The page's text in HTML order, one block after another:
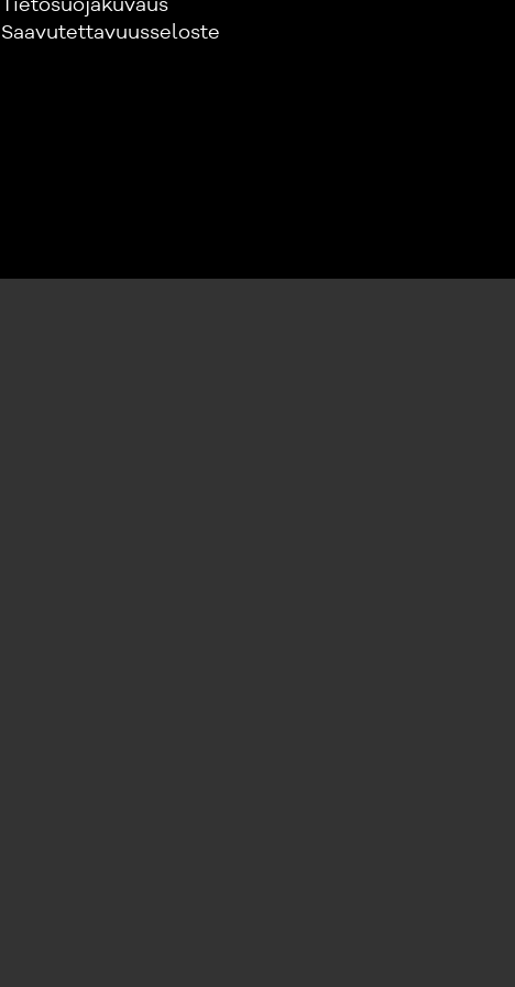
Tietosuojakuvaus
Saavutettavuusseloste